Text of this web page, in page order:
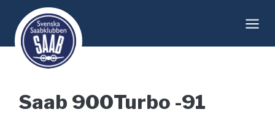
content
Saab 900Turbo -91